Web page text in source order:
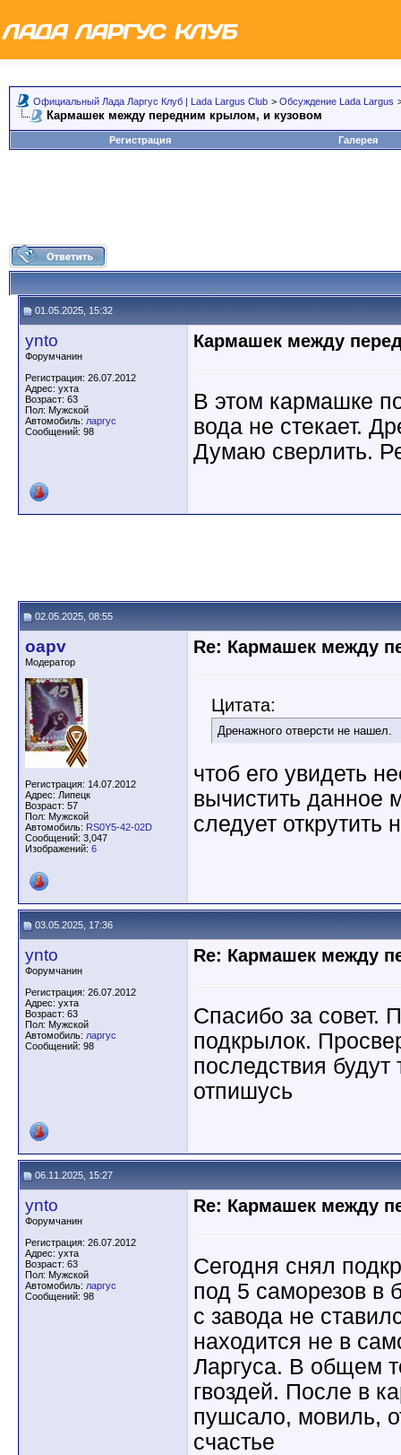
Официальный Лада Ларгус Клуб | Lada Largus Club > Обсуждение Lada Largus
Кармашек между передним крылом, и кузовом
Регистрация Галерея
01.05.2025, 15:32
ynto
Форумчанин
Регистрация: 26.07.2012
Адрес: ухта
Возраст: 63
Пол: Мужской
Автомобиль: ларгус
Сообщений: 98
Кармашек между
В этом кармашке
вода не стекает.
Думаю сверлить.
02.05.2025, 08:55
oapv
Модератор
Регистрация: 14.07.2012
Адрес: Липецк
Возраст: 57
Пол: Мужской
Автомобиль: RS0Y5-42-02D
Сообщений: 3,047
Изображений: 6
Re: Кармашек между
Цитата:
Дренажного отверсти не нашел.
чтоб его увидеть
вычистить данное
следует
03.05.2025, 17:36
ynto
Форумчанин
Регистрация: 26.07.2012
Адрес: ухта
Возраст: 63
Пол: Мужской
Автомобиль: ларгус
Сообщений: 98
Re: Кармашек между
Спасибо за совет.
подкрылок.
последствия
отпишусь
06.11.2025, 15:27
ynto
Форумчанин
Регистрация: 26.07.2012
Адрес: ухта
Возраст: 63
Пол: Мужской
Автомобиль: ларгус
Сообщений: 98
Re: Кармашек между
Сегодня снял
под 5 саморезов в
с завода не
находится не в
Ларгуса. В общем
гвоздей. После в
пушсало, мовиль,
счастье